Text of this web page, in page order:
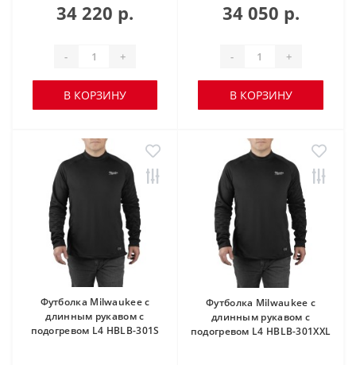
34 220 р.
- +
В КОРЗИНУ
34 050 р.
- +
В КОРЗИНУ
Футболка Milwaukee с
длинным рукавом с
подогревом L4 HBLB-301S
Футболка Milwaukee с
длинным рукавом с
подогревом L4 HBLB-301XXL